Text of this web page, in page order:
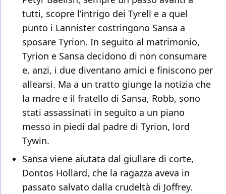
tutti, scopre l’intrigo dei Tyrell e a quel
punto i Lannister costringono Sansa a
sposare Tyrion. In seguito al matrimonio,
Tyrion e Sansa decidono di non consumare
e, anzi, i due diventano amici e finiscono per
allearsi. Ma a un tratto giunge la notizia che
la madre e il fratello di Sansa, Robb, sono
stati assassinati in seguito a un piano
messo in piedi dal padre di Tyrion, lord
Tywin.
Sansa viene aiutata dal giullare di corte,
Dontos Hollard, che la ragazza aveva in
passato salvato dalla crudeltà di Joffrey.